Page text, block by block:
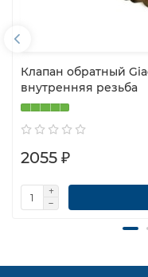
Клапан обратный
внутренняя резьба
2055 ₽